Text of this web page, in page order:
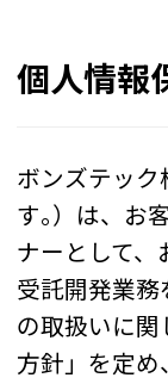
個人情報
ボンズテック
す｡）は、お
ナーとして、
受託開発業務
の取扱いに
方針」を定め